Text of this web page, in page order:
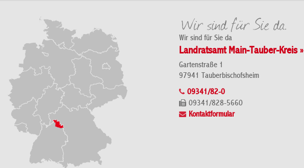
Wir sind für Sie da
Landratsamt Main-Tauber-Kreis »
Gartenstraße 1
97941 Tauberbischofsheim
09341/82-0
09341/828-5660
Kontaktformular